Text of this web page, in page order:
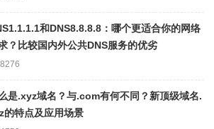
和DNS8.8.8.8：哪个更适合你的网络
？比较国内外公共DNS服务的优劣
8276
是.xyz域名？与.com有何不同？新顶级域名.
的特点及应用场景